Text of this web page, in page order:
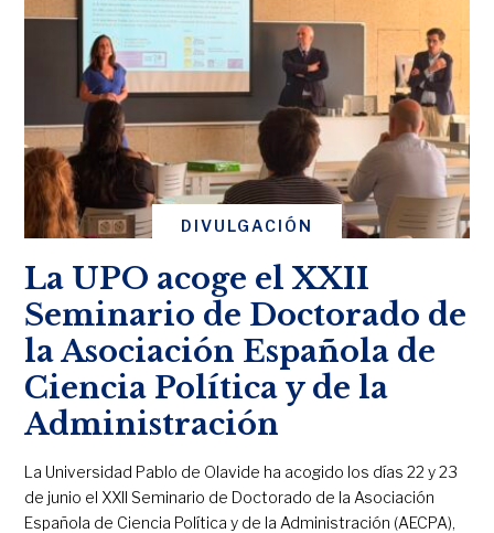
DIVULGACIÓN
La UPO acoge el XXII
Seminario de Doctorado de
la Asociación Española de
Ciencia Política y de la
Administración
La Universidad Pablo de Olavide ha acogido los días 22 y 23
de junio el XXII Seminario de Doctorado de la Asociación
Española de Ciencia Política y de la Administración (AECPA),